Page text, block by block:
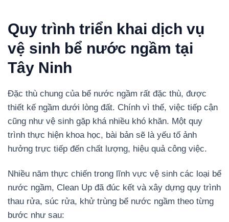
Quy trình triển khai dịch vụ
vệ sinh bể nước ngầm tại
Tây Ninh
Đặc thù chung của bể nước ngầm rất đặc thù, được
thiết kế ngầm dưới lòng đất. Chính vì thế, việc tiếp cận
cũng như vệ sinh gặp khá nhiều khó khăn. Một quy
trình thực hiện khoa học, bài bản sẽ là yếu tố ảnh
hưởng trực tiếp đến chất lượng, hiệu quả công việc.
Nhiều năm thực chiến trong lĩnh vực vệ sinh các loại bể
nước ngầm, Clean Up đã đúc kết và xây dựng quy trình
thau rửa, súc rửa, khử trùng bể nước ngầm theo từng
bước như sau: